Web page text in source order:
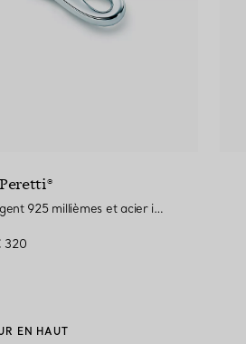
Décapsuleur Padova en argent 925 millièmes et acier inoxydable
320
EN HAUT